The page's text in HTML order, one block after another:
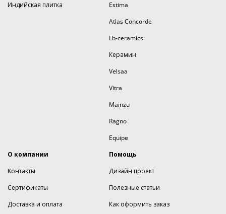
Индийская плитка
Estima
Atlas Concorde
Lb-ceramics
Керамин
Velsaa
Vitra
Mainzu
Ragno
Equipe
О компании
Контакты
Сертификаты
Доставка и оплата
Помощь
Дизайн проект
Полезные статьи
Как оформить заказ